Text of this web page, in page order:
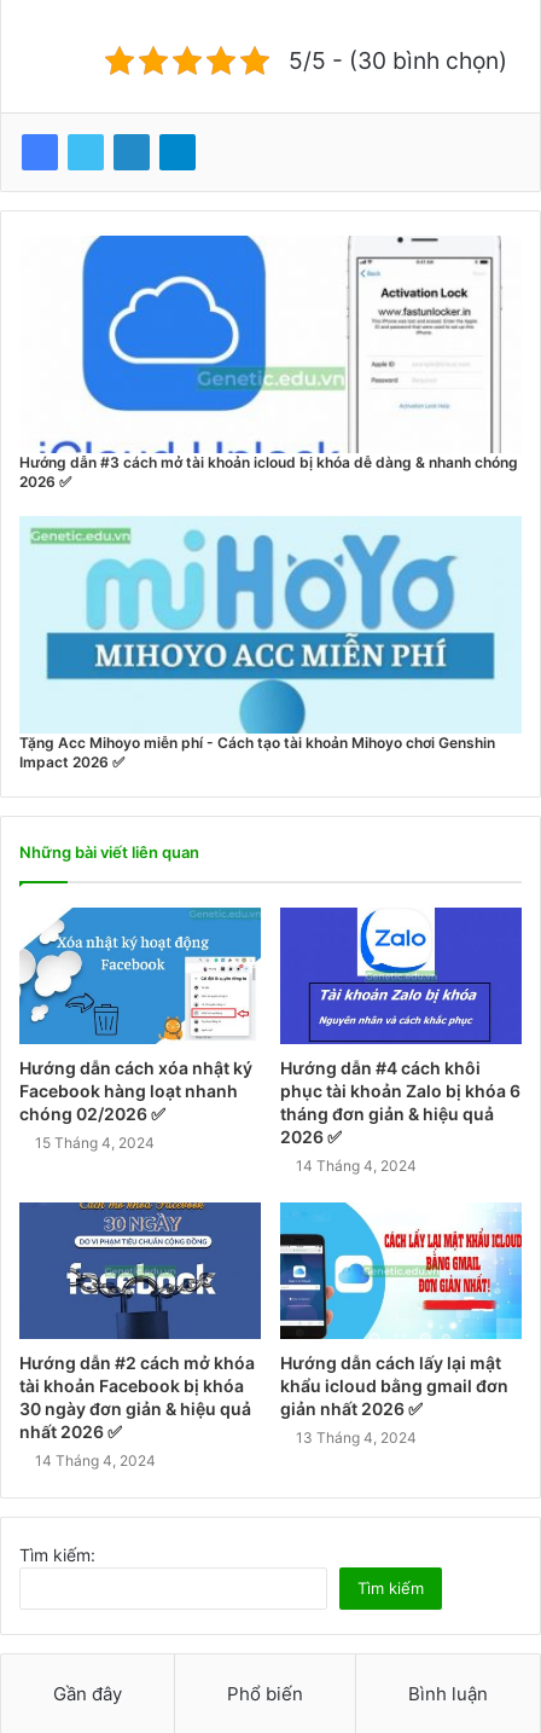
5/5 - (30 bình chọn)
Hướng dẫn #3 cách mở tài khoản icloud bị khóa dễ dàng & nhanh chóng
2026 ✅
Tặng Acc Mihoyo miễn phí - Cách tạo tài khoản Mihoyo chơi Genshin
Impact 2026 ✅
Những bài viết liên quan
Hướng dẫn cách xóa nhật ký
Facebook hàng loạt nhanh
chóng 02/2026 ✅
15 Tháng 4, 2024
Hướng dẫn #4 cách khôi
phục tài khoản Zalo bị khóa 6
tháng đơn giản & hiệu quả
2026 ✅
14 Tháng 4, 2024
Hướng dẫn #2 cách mở khóa
tài khoản Facebook bị khóa
30 ngày đơn giản & hiệu quả
nhất 2026 ✅
14 Tháng 4, 2024
Hướng dẫn cách lấy lại mật
khẩu icloud bằng gmail đơn
giản nhất 2026 ✅
13 Tháng 4, 2024
Tìm kiếm:
Tìm kiếm
Gần đây Phổ biến Bình luận